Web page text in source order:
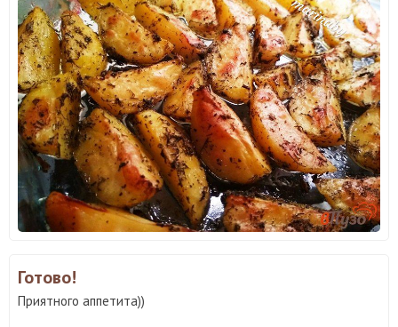
Готово!
Приятного аппетита))